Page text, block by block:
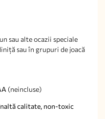
sau alte ocazii speciale
sau în grupuri de joacă
(neincluse)
calitate, non-toxic